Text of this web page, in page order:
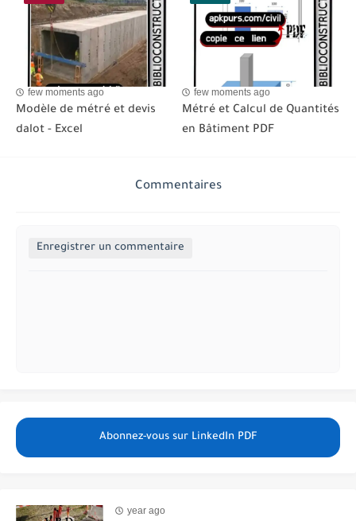
few moments ago
Modèle de métré et devis
dalot - Excel
few moments ago
Métré et Calcul de Quantités
en Bâtiment PDF
Commentaires
Enregistrer un commentaire
Abonnez-vous sur LinkedIn PDF
year ago